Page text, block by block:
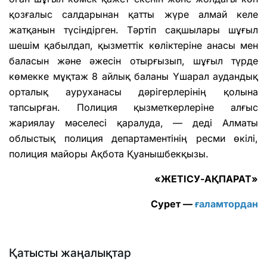
қозғалыс салдарынан қатты жүре алмай келе
жатқанын түсіндірген. Тәртіп сақшылары шұғыл
шешім қабылдап, қызметтік көліктеріне анасы мен
баласын және әжесін отырғызып, шұғыл түрде
көмекке мұқтаж 8 айлық баланы Үшарал аудандық
орталық ауруханасы дәрігерлерінің қолына
тапсырған. Полиция қызметкерлеріне алғыс
жариялау мәселесі қаралуда, — деді Алматы
облыстық полиция департаментінің ресми өкілі,
полиция майоры Ақбота Қуанышбекқызы.
«ЖЕТІСУ-АҚПАРАТ»
Сурет — ғаламтордан
Қатысты жаңалықтар